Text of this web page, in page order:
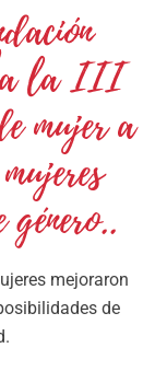
la III
mujer a
mejoraron
de